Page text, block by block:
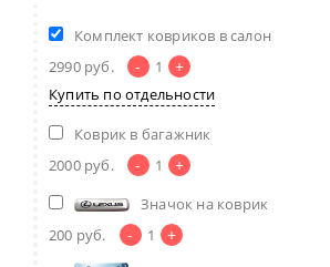
Комплект ковриков в салон
2990 руб. - 1 +
Купить по отдельности
Коврик в багажник
2000 руб. - 1 +
Значок на коврик
200 руб. - 1 +